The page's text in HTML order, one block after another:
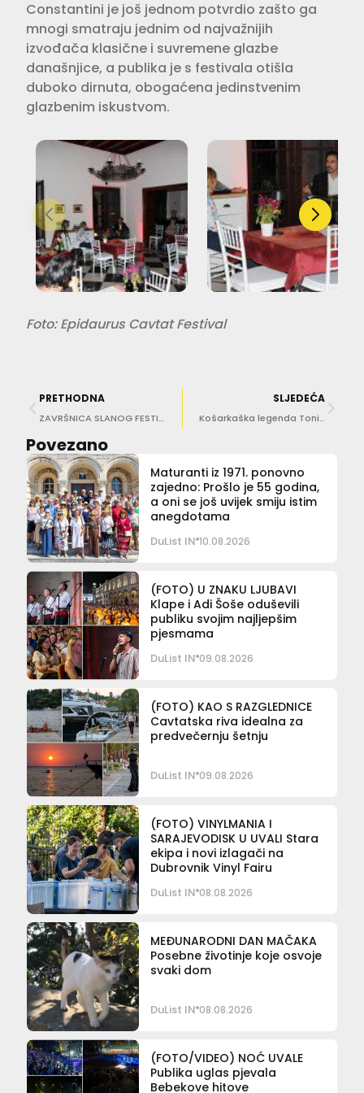
Constantini je još jednom potvrdio zašto ga
mnogi smatraju jednim od najvažnijih
izvođača klasične i suvremene glazbe
današnjice, a publika je s festivala otišla
duboko dirnuta, obogaćena jedinstvenim
glazbenim iskustvom.
Foto: Epidaurus Cavtat Festival
PRETHODNA
ZAVRŠNICA SLANOG FESTIVALA ‘Lionsice o ljubavi govore’
SLJEDEĆA
Košarkaška legenda Toni Kukoč odmara u Dubrovniku!
Povezano
Maturanti iz 1971. ponovno
zajedno: Prošlo je 55 godina,
a oni se još uvijek smiju istim
anegdotama
DuList IN 10.08.2026
(FOTO) U ZNAKU LJUBAVI
Klape i Adi Šoše oduševili
publiku svojim najljepšim
pjesmama
DuList IN 09.08.2026
(FOTO) KAO S RAZGLEDNICE
Cavtatska riva idealna za
predvečernju šetnju
DuList IN 09.08.2026
(FOTO) VINYLMANIA I
SARAJEVODISK U UVALI Stara
ekipa i novi izlagači na
Dubrovnik Vinyl Fairu
DuList IN 08.08.2026
MEĐUNARODNI DAN MAČAKA
Posebne životinje koje osvoje
svaki dom
DuList IN 08.08.2026
(FOTO/VIDEO) NOĆ UVALE
Publika uglas pjevala
Bebekove hitove